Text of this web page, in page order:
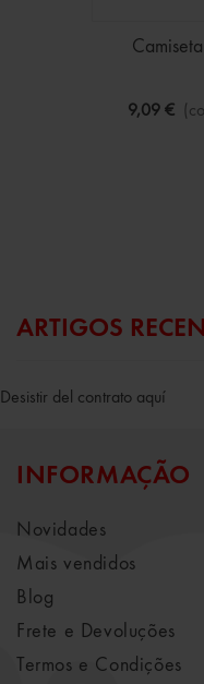
9,09 €
ARTIGOS
Desistir del contrato aquí
INFORMAÇÃO
Novidades
Mais vendidos
Blog
Frete e Devoluções
Termos e Condições